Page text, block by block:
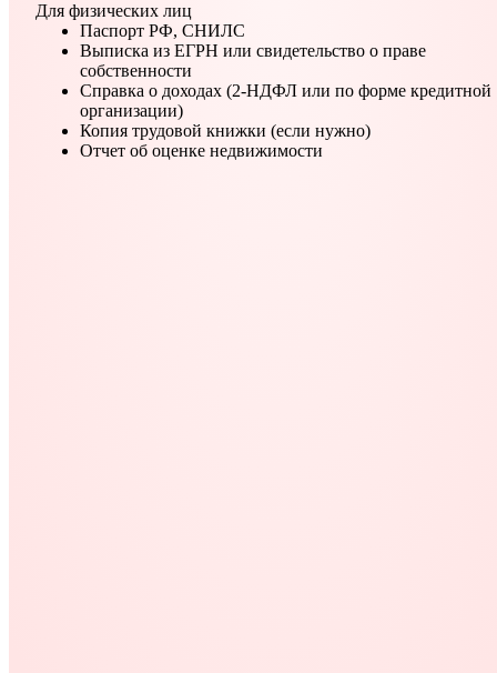
Для физических лиц
Паспорт РФ, СНИЛС
Выписка из ЕГРН или свидетельство о праве
собственности
Справка о доходах (2-НДФЛ или по форме кредитной
организации)
Копия трудовой книжки (если нужно)
Отчет об оценке недвижимости